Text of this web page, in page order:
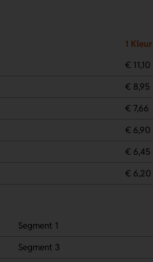
1 Kleur
€ 11,10
€ 8,95
€ 7,66
€ 6,90
€ 6,45
€ 6,20
Segment 1
Segment 3